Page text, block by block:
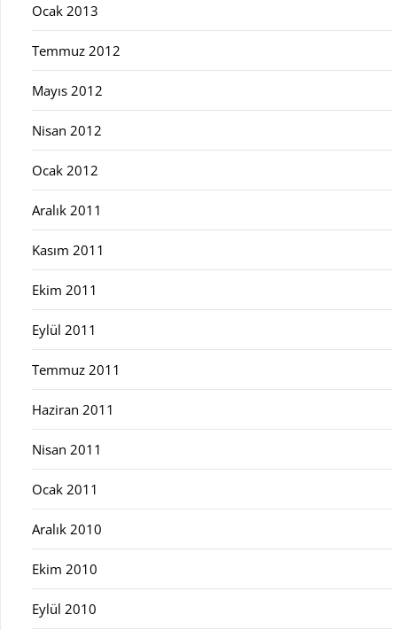
Ocak 2013
Temmuz 2012
Mayıs 2012
Nisan 2012
Ocak 2012
Aralık 2011
Kasım 2011
Ekim 2011
Eylül 2011
Temmuz 2011
Haziran 2011
Nisan 2011
Ocak 2011
Aralık 2010
Ekim 2010
Eylül 2010